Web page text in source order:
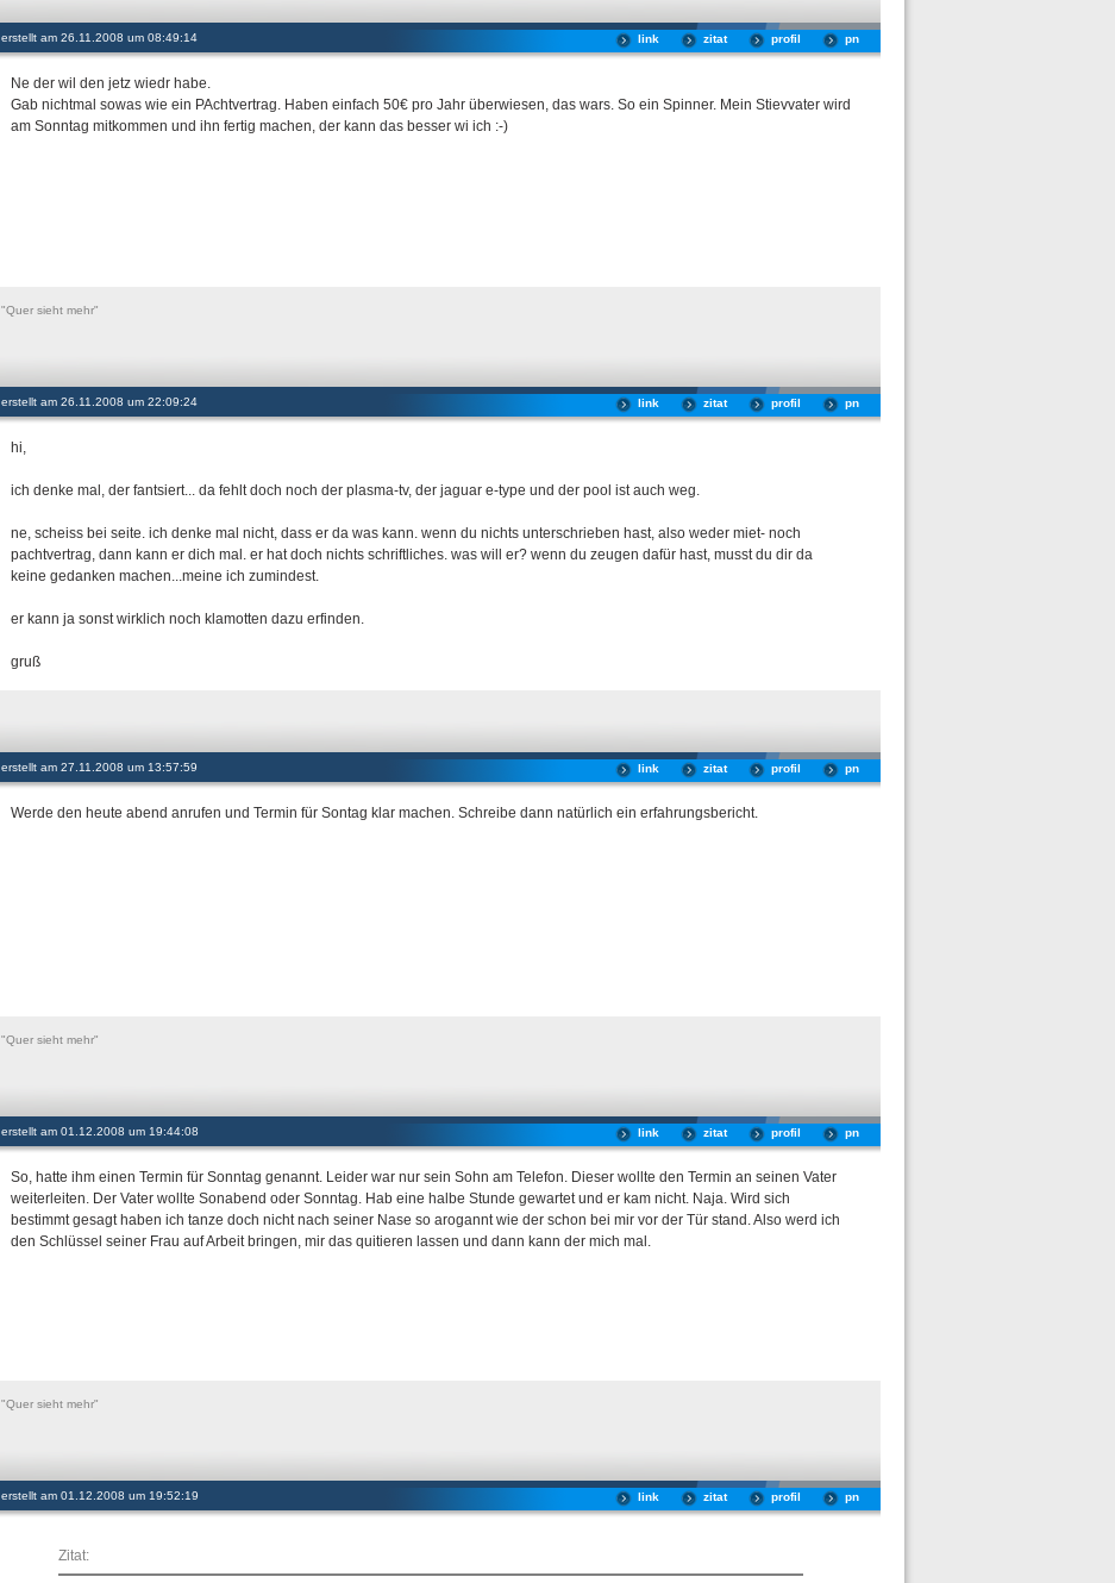
erstellt am 26.11.2008 um 08:49:14 pn
profil
zitat
link
Ne der wil den jetz wiedr habe.
Gab nichtmal sowas wie ein PAchtvertrag. Haben einfach 50€ pro Jahr überwiesen, das wars. So ein Spinner. Mein Stievvater wird
am Sonntag mitkommen und ihn fertig machen, der kann das besser wi ich :-)
"Quer sieht mehr"
erstellt am 26.11.2008 um 22:09:24 pn
profil
zitat
link
hi,
ich denke mal, der fantsiert... da fehlt doch noch der plasma-tv, der jaguar e-type und der pool ist auch weg.
ne, scheiss bei seite. ich denke mal nicht, dass er da was kann. wenn du nichts unterschrieben hast, also weder miet- noch
pachtvertrag, dann kann er dich mal. er hat doch nichts schriftliches. was will er? wenn du zeugen dafür hast, musst du dir da
keine gedanken machen...meine ich zumindest.
er kann ja sonst wirklich noch klamotten dazu erfinden.
gruß
erstellt am 27.11.2008 um 13:57:59 pn
profil
zitat
link
Werde den heute abend anrufen und Termin für Sontag klar machen. Schreibe dann natürlich ein erfahrungsbericht.
"Quer sieht mehr"
erstellt am 01.12.2008 um 19:44:08 pn
profil
zitat
link
So, hatte ihm einen Termin für Sonntag genannt. Leider war nur sein Sohn am Telefon. Dieser wollte den Termin an seinen Vater
weiterleiten. Der Vater wollte Sonabend oder Sonntag. Hab eine halbe Stunde gewartet und er kam nicht. Naja. Wird sich
bestimmt gesagt haben ich tanze doch nicht nach seiner Nase so arogannt wie der schon bei mir vor der Tür stand. Also werd ich
den Schlüssel seiner Frau auf Arbeit bringen, mir das quitieren lassen und dann kann der mich mal.
"Quer sieht mehr"
erstellt am 01.12.2008 um 19:52:19 pn
profil
zitat
link
Zitat: